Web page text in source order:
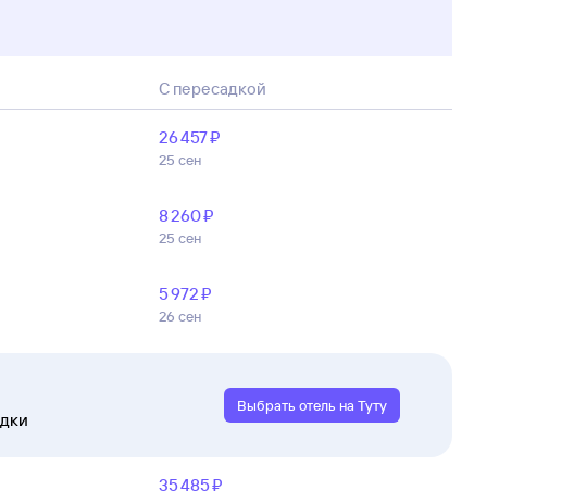
С пересадкой
26 ⁠457 ⁠₽
25 сен
8 ⁠260 ⁠₽
25 сен
5 ⁠972 ⁠₽
26 сен
Выбрать отель на Туту
35 ⁠485 ⁠₽